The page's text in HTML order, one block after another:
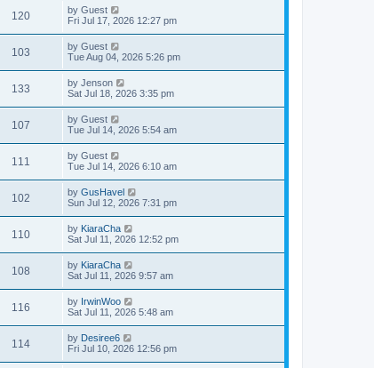
120 by Guest
Fri Jul 17, 2026 12:27 pm
103 by Guest
Tue Aug 04, 2026 5:26 pm
133 by Jenson
Sat Jul 18, 2026 3:35 pm
107 by Guest
Tue Jul 14, 2026 5:54 am
111 by Guest
Tue Jul 14, 2026 6:10 am
102 by GusHavel
Sun Jul 12, 2026 7:31 pm
110 by KiaraCha
Sat Jul 11, 2026 12:52 pm
108 by KiaraCha
Sat Jul 11, 2026 9:57 am
116 by IrwinWoo
Sat Jul 11, 2026 5:48 am
114 by Desiree6
Fri Jul 10, 2026 12:56 pm